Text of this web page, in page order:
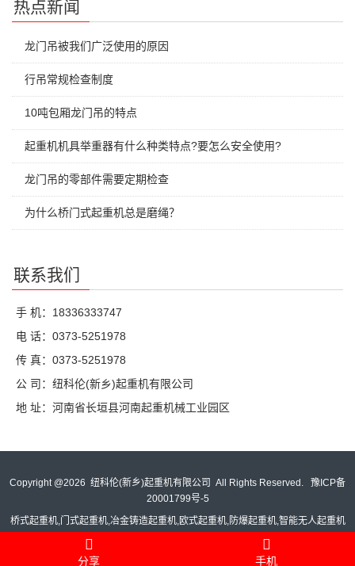
热点新闻
龙门吊被我们广泛使用的原因
行吊常规检查制度
10吨包厢龙门吊的特点
起重机机具举重器有什么种类特点?要怎么安全使用?
龙门吊的零部件需要定期检查
为什么桥门式起重机总是磨绳？
联系我们
手 机：18336333747
电 话：0373-5251978
传 真：0373-5251978
公 司：纽科伦(新乡)起重机有限公司
地 址：河南省长垣县河南起重机械工业园区
Copyright @2026 纽科伦(新乡)起重机有限公司 All Rights Reserved. 豫ICP备
20001799号-5
桥式起重机,门式起重机,冶金铸造起重机,欧式起重机,防爆起重机,智能无人起重机
分享 手机